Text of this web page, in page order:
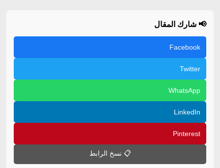
📢 شارك المقال
Facebook
Twitter
WhatsApp
LinkedIn
Pinterest
📋 نسخ الرابط